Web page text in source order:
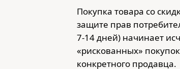
Покупка товара со
защите прав
7-14 дней) начинает
«рискованных»
конкретного продавца.